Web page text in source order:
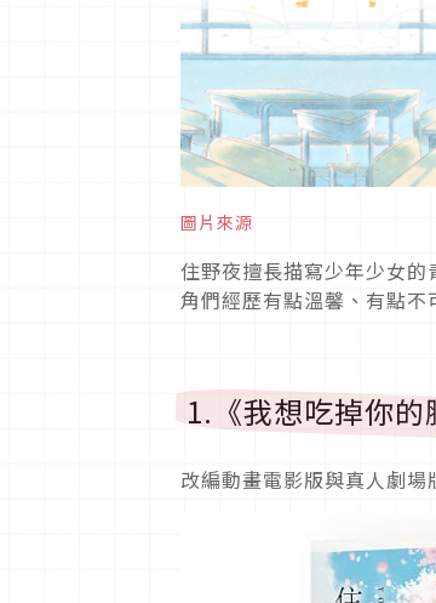
圖片來源
住野夜擅長描寫少年少女
角們經歷有點溫馨、有點
1.《我想吃掉你的
改編動畫電影版與真人劇場